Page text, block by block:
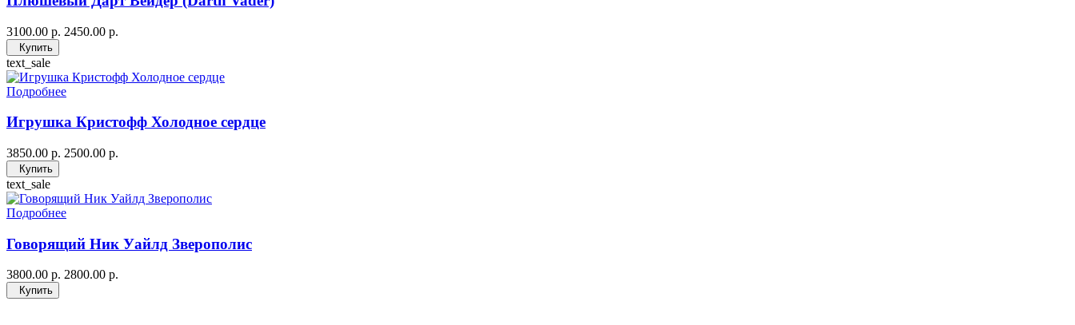
3100.00 р. 2450.00 р.
Купить
text_sale
Подробнее
Игрушка Кристофф Холодное сердце
3850.00 р. 2500.00 р.
Купить
text_sale
Подробнее
Говорящий Ник Уайлд Зверополис
3800.00 р. 2800.00 р.
Купить